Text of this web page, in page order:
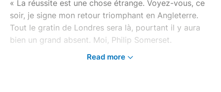
« La réussite est une chose étrange. Voyez-vous, ce
soir, je signe mon retour triomphant en Angleterre.
Tout le gratin de Londres sera là, pourtant il y aura
bien un grand absent. Moi, Philip Somerset.
Read more